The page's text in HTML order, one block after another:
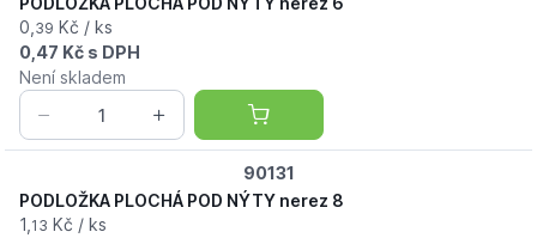
0, 39 Kč / ks
0,47 Kč s DPH
Není skladem
90131
PODLOŽKA PLOCHÁ POD NÝTY nerez 8
1, 13 Kč / ks